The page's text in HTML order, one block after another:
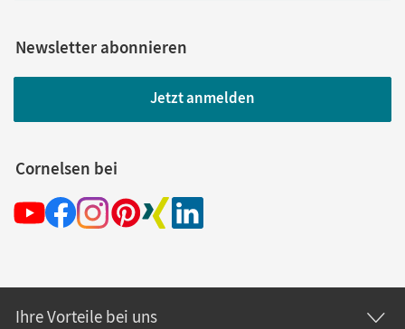
Newsletter abonnieren
Jetzt anmelden
Cornelsen bei
Ihre Vorteile bei uns